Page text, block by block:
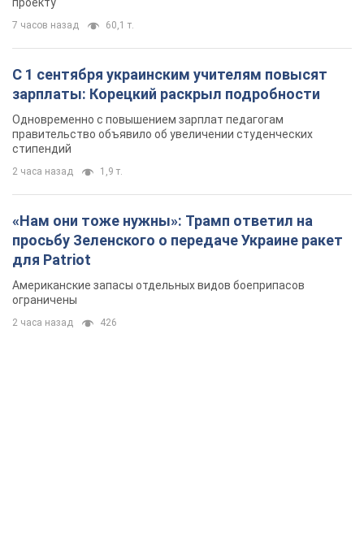
проекту
7 часов назад 60,1 т.
С 1 сентября украинским учителям повысят
зарплаты: Корецкий раскрыл подробности
Одновременно с повышением зарплат педагогам
правительство объявило об увеличении студенческих
стипендий
2 часа назад 1,9 т.
«Нам они тоже нужны»: Трамп ответил на
просьбу Зеленского о передаче Украине ракет
для Patriot
Американские запасы отдельных видов боеприпасов
ограничены
2 часа назад 426